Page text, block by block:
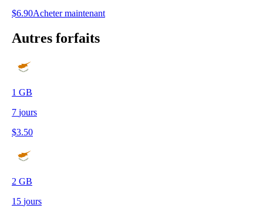
$6.90Acheter maintenant
Autres forfaits
1 GB
7 jours
$3.50
2 GB
15 jours